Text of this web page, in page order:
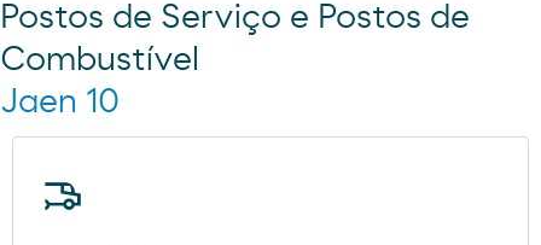
Postos de Serviço e Postos de
Combustível
Jaen 10